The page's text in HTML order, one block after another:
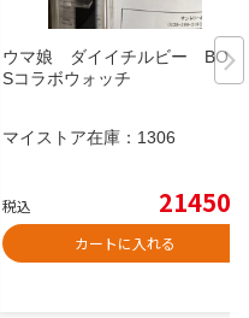
ウマ娘 ダイイチルビー BOS
Sコラボウォッチ
マイストア在庫： 1306
税込 21450
カートに入れる